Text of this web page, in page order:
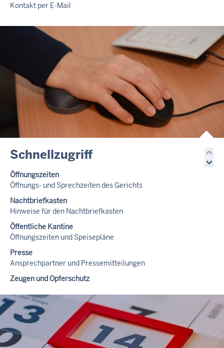
Kontakt per E-Mail
Schnellzugriff
Öffnungszeiten
Öffnungs- und Sprechzeiten des Gerichts
Nachtbriefkasten
Hinweise für den Nachtbriefkasten
Öffentliche Kantine
Öffnungszeiten und Speisepläne
Presse
Ansprechpartner und Pressemitteilungen
Zeugen und Opferschutz
Barrierefreiheit
Informationen für behinderte Menschen